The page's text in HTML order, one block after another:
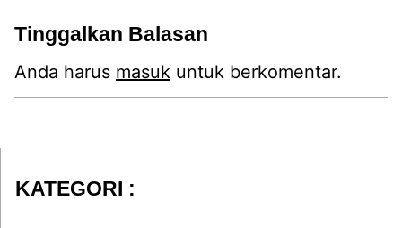
Tinggalkan Balasan
Anda harus masuk untuk berkomentar.
KATEGORI :